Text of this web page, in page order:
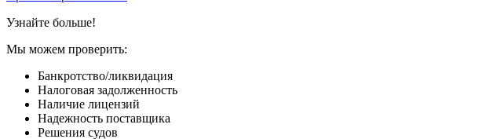
Узнайте больше!
Мы можем проверить:
Банкротство/ликвидация
Налоговая задолженность
Наличие лицензий
Надежность поставщика
Решения судов